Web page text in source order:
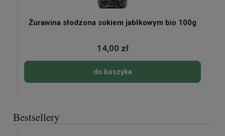
Żurawina słodzona sokiem jabłkowym bio 100g
14,00 zł
do koszyka
Bestsellery